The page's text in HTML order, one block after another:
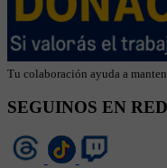
Tu colaboración ayuda a
SEGUINOS EN